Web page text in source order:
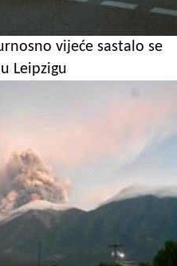
vijeće sastalo se
Leipzigu